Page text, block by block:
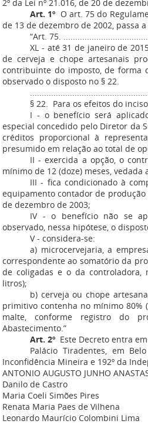
2º da Lei nº 21.016, de 20 de
Art. 1º O art. 75 do
de 13 de dezembro de 2002, passa
“Art. 75.
XL - até 31 de janeiro de
de cerveja e chope artesanais
contribuinte do imposto, de forma
observado o disposto no § 22.
§ 22. Para os efeitos do
I - o benefício será
especial concedido pelo Diretor da
créditos proporcional à
presumido em relação ao total de
II - exercida a opção, o
mínimo de 12 (doze) meses,
III - fica condicionado à
equipamento contador de produção
de dezembro de 2003;
IV - o benefício não se
observado, nessa hipótese, o
V - considera-se:
a) microcervejaria, a
correspondente ao somatório da
de coligadas e o da controladora,
litros);
b) cerveja ou chope
primitivo contenha no mínimo 80%
malte, conforme registro do
Abastecimento.”
Art. 2º Este Decreto entra
Palácio Tiradentes, em
Inconfidência Mineira e 192º da
ANTONIO AUGUSTO JUNHO
Danilo de Castro
Maria Coeli Simões Pires
Renata Maria Paes de Vilhena
Leonardo Maurício Colombini Lima